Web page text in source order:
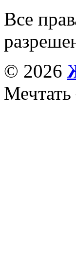
Все
© 2026
Мечтать